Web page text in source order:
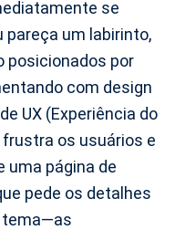
se
pareça um labirinto,
posicionados por
com design
UX (Experiência do
os usuários e
uma página de
pede os detalhes
tema—as